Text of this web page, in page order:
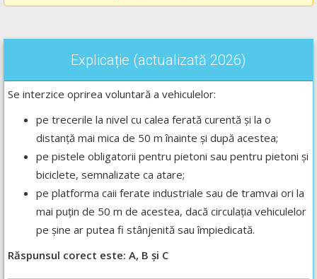
Explicație (actualizată 2026)
Se interzice oprirea voluntară a vehiculelor:
pe trecerile la nivel cu calea ferată curentă și la o
distanță mai mica de 50 m înainte și după acestea;
pe pistele obligatorii pentru pietoni sau pentru pietoni și
biciclete, semnalizate ca atare;
pe platforma caii ferate industriale sau de tramvai ori la
mai puțin de 50 m de acestea, dacă circulația vehiculelor
pe șine ar putea fi stânjenită sau împiedicată.
Răspunsul corect este: A, B și C